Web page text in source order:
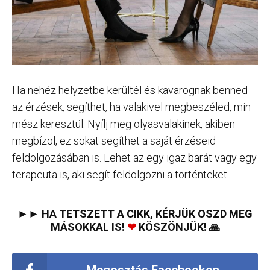
Ha nehéz helyzetbe kerültél és kavarognak benned
az érzések, segíthet, ha valakivel megbeszéled, min
mész keresztül. Nyílj meg olyasvalakinek, akiben
megbízol, ez sokat segíthet a saját érzéseid
feldolgozásában is. Lehet az egy igaz barát vagy egy
terapeuta is, aki segít feldolgozni a történteket.
►► HA TETSZETT A CIKK, KÉRJÜK OSZD MEG
MÁSOKKAL IS! ❤KÖSZÖNJÜK! 🙏